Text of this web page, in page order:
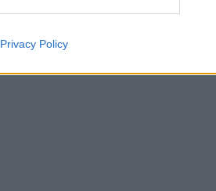
Privacy Policy